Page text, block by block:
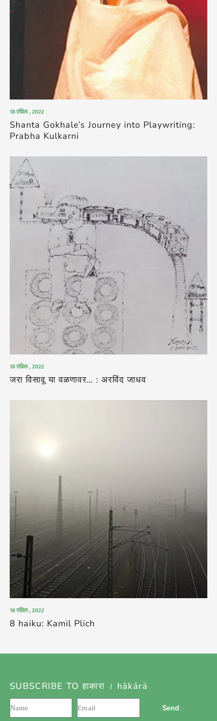
18 एप्रिल , 2022
Shanta Gokhale’s Journey into Playwriting:
Prabha Kulkarni
18 एप्रिल , 2022
जरा विसावू या वळणावर… : अरविंद जाधव
18 एप्रिल , 2022
8 haiku: Kamil Plich
SUBSCRIBE TO हाकारा । hākārā
Send